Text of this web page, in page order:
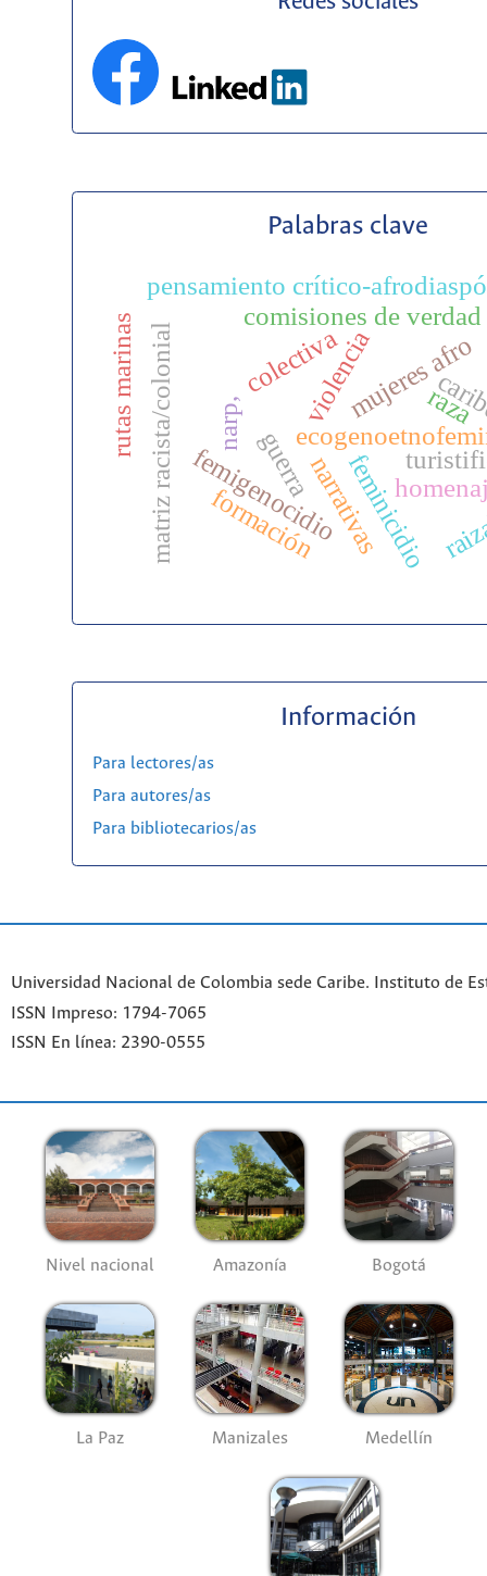
Palabras clave
femigenocidiofeminicidio
guerra
violencia
matriz racista/colonial
comisiones de verdad
pensamiento crítico-
colectivamujeres afro
narp,
narrativas
rutas marinas
formación
raza
Información
Para lectores/as
Para autores/as
Para bibliotecarios/as
Universidad Nacional de Colombia sede Caribe. Instituto de
ISSN Impreso: 1794-7065
ISSN En línea: 2390-0555
Nivel nacional Amazonía Bogotá
La Paz Manizales Medellín